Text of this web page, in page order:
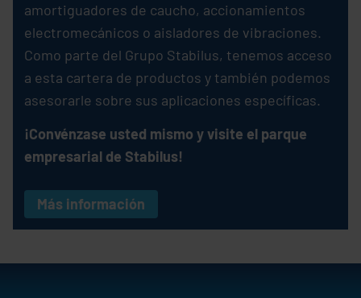
amortiguadores de caucho, accionamientos
electromecánicos o aisladores de vibraciones.
Como parte del Grupo Stabilus, tenemos acceso
a esta cartera de productos y también podemos
asesorarle sobre sus aplicaciones específicas.
¡Convénzase usted mismo y visite el parque
empresarial de Stabilus!
Más información